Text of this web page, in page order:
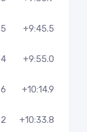
5 +9:45.5
4 +9:55.0
6 +10:14.9
2 +10:33.8